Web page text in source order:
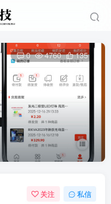
0 4760 135
关注 私信